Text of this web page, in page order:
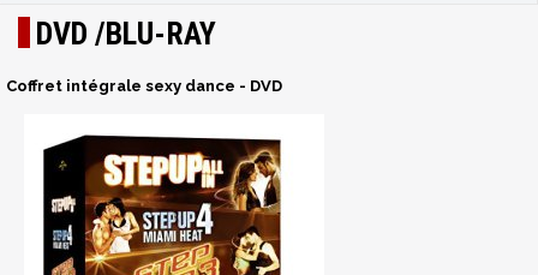
DVD /BLU-RAY
Coffret intégrale sexy dance - DVD